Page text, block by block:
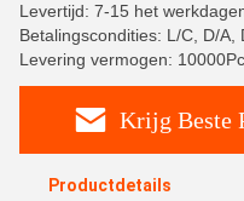
Levertijd: 7-15 het
Betalingscondities: L/C, D/A,
Levering vermogen:
Krijg Beste
Productdetails